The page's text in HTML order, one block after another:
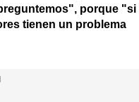
porque "si
tienen un problema